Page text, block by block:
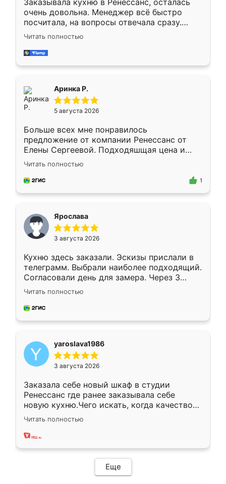
Заказывала кухню в Ренессанс, осталась
очень довольна. Менеджер всё быстро
посчитала, на вопросы отвечала сразу.
Замерщик приехал в субботу, подошёл к
делу со всей ответственностью. Собрали
за день, ребята работали аккуратно, даже
Читать полностью
Аринка Р.
5 августа 2026
Больше всех мне понравилось
предложение от компании Ренессанс от
Елены Сергеевой. Подходяшщая цена и
короткие сроки изготовления. Приехавший
для замера сотрудник Владислав
предложил по моему эскизу самый
Читать полностью
1
Ярослава
3 августа 2026
Кухню здесь заказали. Эскизы прислали в
телеграмм. Выбрали наиболее подходящий.
Согласовали день для замера. Через 3
недели кухня была уже готова. Остались
довольны работой. Спасибо Ренессанс
мебель за качественную работу!
Читать полностью
yaroslava1986
3 августа 2026
Заказала себе новый шкаф в студии
Ренессанс где ранее заказывала себе
новую кухню.Чего искать, когда качеством
вполне довольна. Служит кухня уже почти
два года, нареканий нет.
Читать полностью
Еще